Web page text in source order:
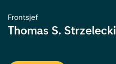
Frontsjef
Thomas S. Strzelecki